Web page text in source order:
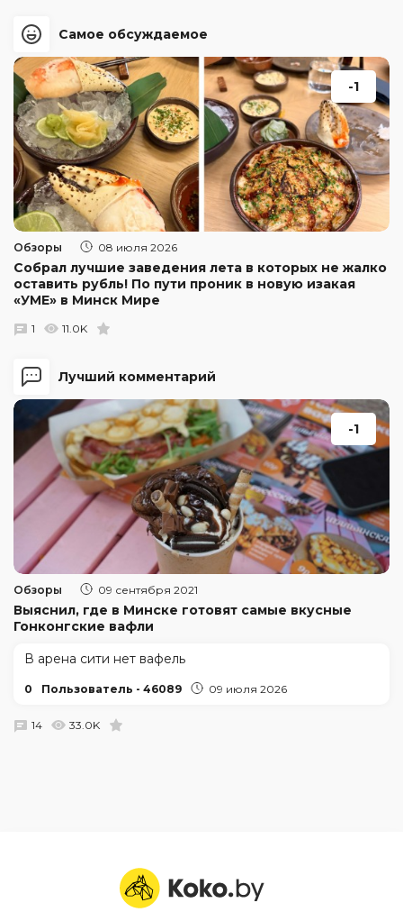
Лучший комментарий
-1
Обзоры 09 сентября 2021
Выяснил, где в Минске готовят самые вкусные
Гонконгские вафли
В арена сити нет вафель
0 Пользователь - 46089 09 июля 2026
14 33.0K
Самое обсуждаемое
-1
Обзоры 08 июля 2026
Собрал лучшие заведения лета в которых не жалко
оставить рубль! По пути проник в новую изакая
«УМЕ» в Минск Мире
1 11.0K